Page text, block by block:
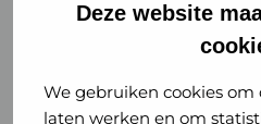
Deze website
We gebruiken cookies
laten werken en om
of
Instagram
of